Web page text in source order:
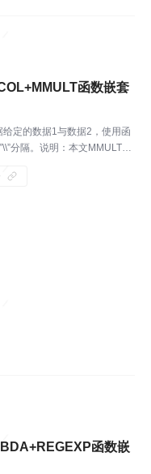
给定的数据1与数据2，使用函
分隔。说明：本文MMULT函